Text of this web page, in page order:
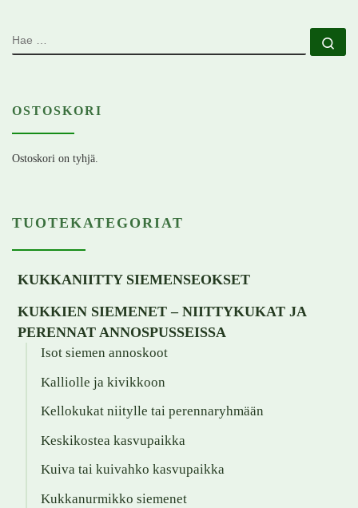
HAE
OSTOSKORI
Ostoskori on tyhjä.
TUOTEKATEGORIAT
KUKKANIITTY SIEMENSEOKSET
KUKKIEN SIEMENET – NIITTYKUKAT JA
PERENNAT ANNOSPUSSEISSA
Isot siemen annoskoot
Kalliolle ja kivikkoon
Kellokukat niitylle tai perennaryhmään
Keskikostea kasvupaikka
Kuiva tai kuivahko kasvupaikka
Kukkanurmikko siemenet